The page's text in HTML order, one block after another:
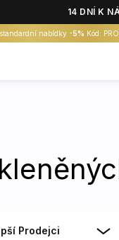
14 DNÍ K
nabídky -5% Kód:
Prodejci